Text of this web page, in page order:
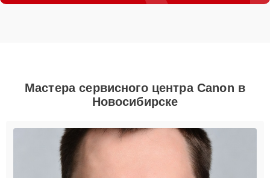
Мастера сервисного центра Canon в
Новосибирске